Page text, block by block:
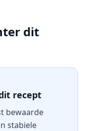
dit
recept
bewaarde
stabiele